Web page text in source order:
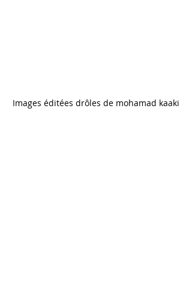
Images éditées drôles de mohamad kaaki